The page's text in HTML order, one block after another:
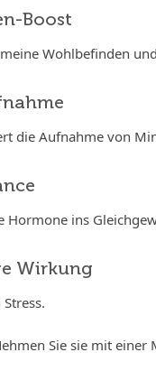
Boost
Wohlbefinden
die Aufnahme von
ins
Wirkung
Sie sie mit einer